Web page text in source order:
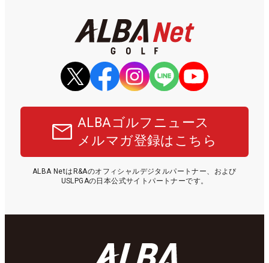
ALBAゴルフニュース
メルマガ登録はこちら
ALBA NetはR&Aのオフィシャルデジタルパートナー、および
USLPGAの日本公式サイトパートナーです。